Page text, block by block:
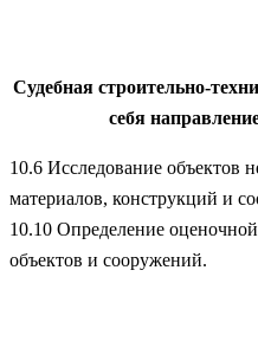
Судебная строительно-
себя
10.6 Исследование объектов
материалов, конструкций и
10.10 Определение
объектов и сооружений.